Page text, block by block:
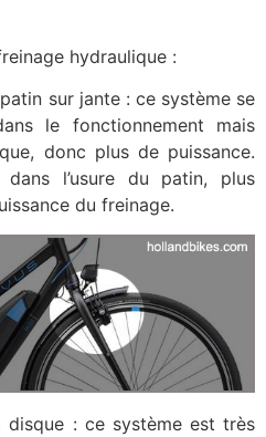
hydraulique :
sur jante : ce système se
le fonctionnement mais
donc plus de puissance.
dans l’usure du patin, plus
du freinage.
disque : ce système est très